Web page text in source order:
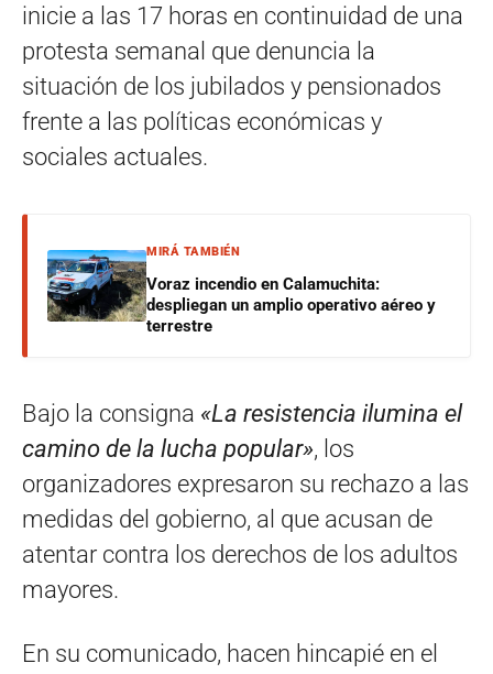
inicie a las 17 horas en continuidad de una
protesta semanal que denuncia la
situación de los jubilados y pensionados
frente a las políticas económicas y
sociales actuales.
MIRÁ TAMBIÉN
Voraz incendio en Calamuchita:
despliegan un amplio operativo aéreo y
terrestre
Bajo la consigna «La resistencia ilumina el
camino de la lucha popular», los
organizadores expresaron su rechazo a las
medidas del gobierno, al que acusan de
atentar contra los derechos de los adultos
mayores.
En su comunicado, hacen hincapié en el